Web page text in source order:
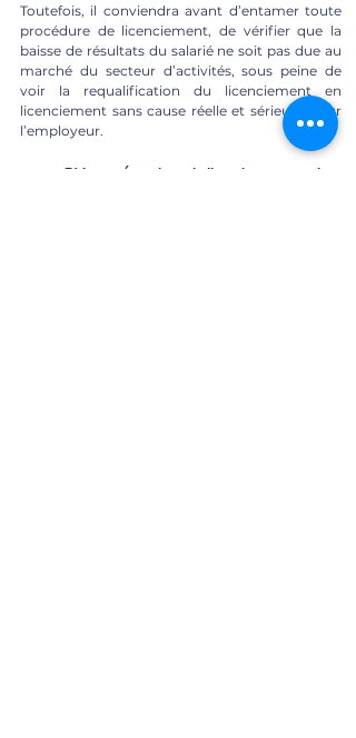
Toutefois, il conviendra avant d’entamer toute
procédure de licenciement, de vérifier que la
baisse de résultats du salarié ne soit pas due au
marché du secteur d’activités, sous peine de
voir la requalification du licenciement en
licenciement sans cause réelle et sérieuse pour
l’employeur.
B) Les précautions de l’employeur pour le